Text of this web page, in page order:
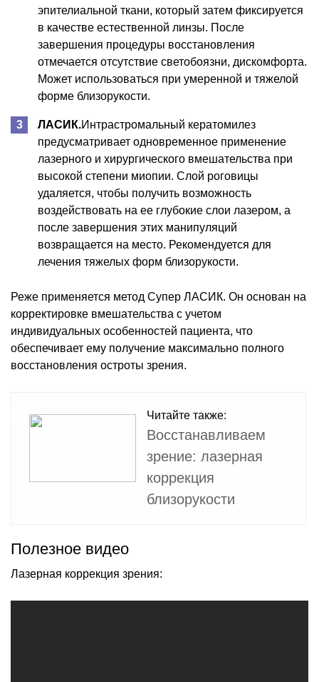
эпителиальной ткани, который затем фиксируется
в качестве естественной линзы. После
завершения процедуры восстановления
отмечается отсутствие светобоязни, дискомфорта.
Может использоваться при умеренной и тяжелой
форме близорукости.
ЛАСИК.Интрастромальный кератомилез
предусматривает одновременное применение
лазерного и хирургического вмешательства при
высокой степени миопии. Слой роговицы
удаляется, чтобы получить возможность
воздействовать на ее глубокие слои лазером, а
после завершения этих манипуляций
возвращается на место. Рекомендуется для
лечения тяжелых форм близорукости.
Реже применяется метод Супер ЛАСИК. Он основан на
корректировке вмешательства с учетом
индивидуальных особенностей пациента, что
обеспечивает ему получение максимально полного
восстановления остроты зрения.
Читайте также:
Восстанавливаем
зрение: лазерная
коррекция
близорукости
Полезное видео
Лазерная коррекция зрения: